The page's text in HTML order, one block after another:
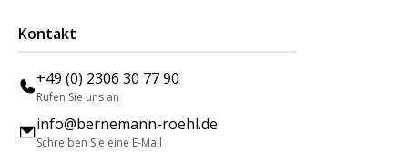
Kontakt
+49 (0) 2306 30 77 90
Rufen Sie uns an
info@bernemann-roehl.de
Schreiben Sie eine E-Mail